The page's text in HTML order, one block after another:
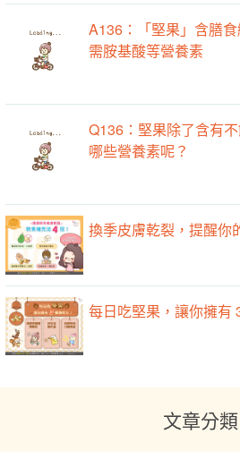
A136：「堅果」含膳
需胺基酸等營養素
Q136：堅果除了含有
哪些營養素呢？
換季皮膚乾裂，提醒你
每日吃堅果，讓你擁有
文章分類